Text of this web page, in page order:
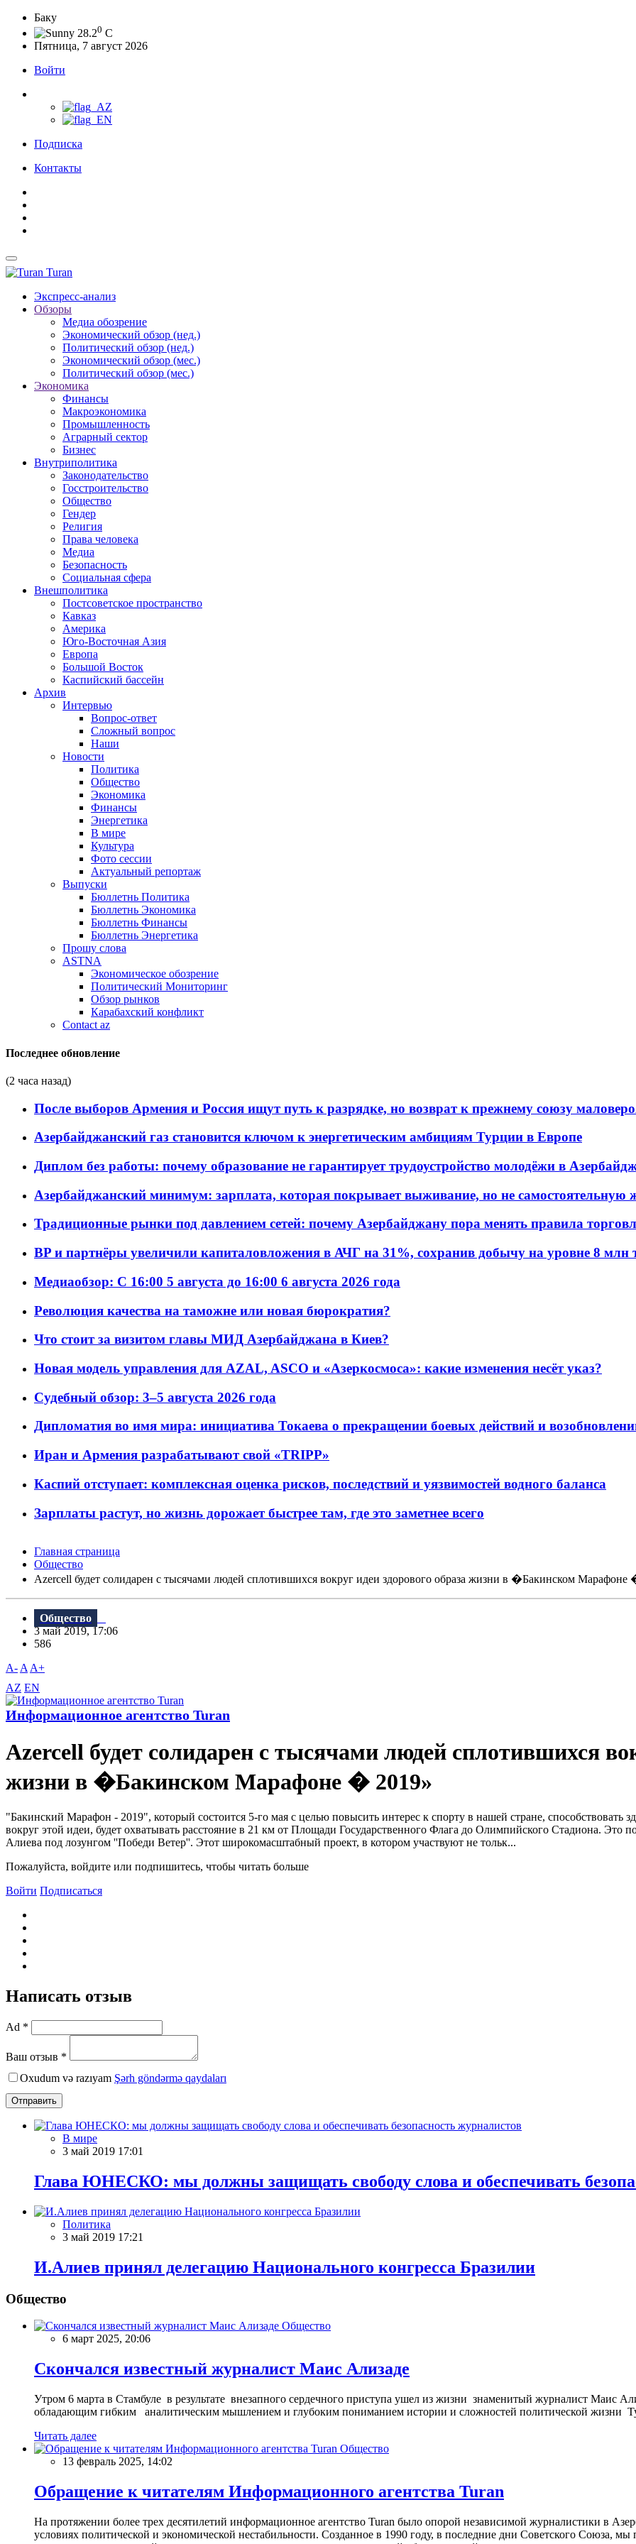
Баку
28.20 C
Пятница, 7 август 2026
Войти
Подписка
Контакты
Turan
Экспресс-анализ
Обзоры
Медиа обозрение
Экономический обзор (нед.)
Политический обзор (нед.)
Экономический обзор (мес.)
Политический обзор (мес.)
Экономика
Финансы
Макроэкономика
Промышленность
Аграрный сектор
Бизнес
Внутриполитика
Законодательство
Госстроительство
Общество
Гендер
Религия
Права человека
Медиа
Безопасность
Социальная сфера
Внешполитика
Постсоветское пространство
Кавказ
Америка
Юго-Восточная Азия
Европа
Большой Восток
Каспийский бассейн
Архив
Интервью
Вопрос-ответ
Сложный вопрос
Наши
Новости
Политика
Общество
Экономика
Финансы
Энергетика
В мире
Культура
Фото сессии
Актуальный репортаж
Выпуски
Бюллетнь Политика
Бюллетнь Экономика
Бюллетнь Финансы
Бюллетнь Энергетика
Прошу слова
ASTNA
Экономическое обозрение
Политический Мониторинг
Обзор рынков
Карабахский конфликт
Contact az
Последнее обновление
(2 часа назад)
После выборов Армения и Россия ищут путь к разрядке, но возврат к прежнему союзу
Азербайджанский газ становится ключом к энергетическим амбициям Турции в Европе
Диплом без работы: почему образование не гарантирует трудоустройство молодёжи в
Азербайджанский минимум: зарплата, которая покрывает выживание, но не самостоятельную
Традиционные рынки под давлением сетей: почему Азербайджану пора менять правила
BP и партнёры увеличили капиталовложения в АЧГ на 31%, сохранив добычу на уровне 8 млн
Медиаобзор: С 16:00 5 августа до 16:00 6 августа 2026 года
Революция качества на таможне или новая бюрократия?
Что стоит за визитом главы МИД Азербайджана в Киев?
Новая модель управления для AZAL, ASCO и «Азеркосмоса»: какие изменения несёт указ?
Судебный обзор: 3–5 августа 2026 года
Дипломатия во имя мира: инициатива Токаева о прекращении боевых действий и
Иран и Армения разрабатывают свой «TRIPP»
Каспий отступает: комплексная оценка рисков, последствий и уязвимостей водного баланса
Зарплаты растут, но жизнь дорожает быстрее там, где это заметнее всего
Главная страница
Общество
Azercell будет солидарен с тысячами людей сплотившихся вокруг идеи здорового образа жизни в �Бакинском Марафоне
Общество
3 май 2019, 17:06
586
A- A A+
AZ EN
Информационное агентство Turan
Azercell будет солидарен с тысячами людей сплотившихся
жизни в �Бакинском Марафоне � 2019»
"Бакинский Марафон - 2019", который состоится 5-го мая с целью повысить интерес к спорту в нашей стране, способствовать
вокруг этой идеи, будет охватывать расстояние в 21 км от Площади Государственного Флага до Олимпийского Стадиона. Это
Алиева под лозунгом ''Победи Bетер''. Этот широкомасштабный проект, в котором участвуют не тольк...
Пожалуйста, войдите или подпишитесь, чтобы читать больше
Войти Подписаться
Написать отзыв
Ad *
Ваш отзыв *
Oxudum və razıyam Şərh göndərmə qaydaları
Отправить
В мире
3 май 2019 17:01
Глава ЮНЕСКО: мы должны защищать свободу слова и обеспечивать
Политика
3 май 2019 17:21
И.Алиев принял делегацию Национального конгресса Бразилии
Общество
Общество
6 март 2025, 20:06
Скончался известный журналист Маис Ализаде
Утром 6 марта в Стамбуле в результате внезапного сердечного приступа ушел из жизни знаменитый журналист Маис
обладающим гибким аналитическим мышлением и глубоким пониманием истории и сложностей политической жизни
Читать далее
Общество
13 февраль 2025, 14:02
Обращение к читателям Информационного агентства Turan
На протяжении более трех десятилетий информационное агентство Turan было опорой независимой журналистики в
условиях политической и экономической нестабильности. Созданное в 1990 году, в последние дни Советского Союза,